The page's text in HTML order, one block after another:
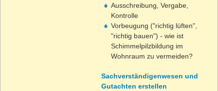
Ausschreibung, Vergabe,
Kontrolle
Vorbeugung ("richtig lüften",
"richtig bauen") - wie ist
Schimmelpilzbildung im
Wohnraum zu vermeiden?
Sachverständigenwesen und
Gutachten erstellen